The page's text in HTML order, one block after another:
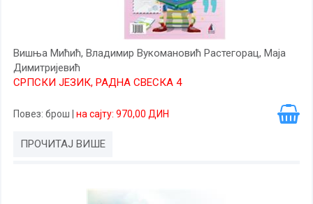
Вишња Мићић, Владимир Вукомановић Растегорац, Маја
Димитријевић
СРПСКИ ЈЕЗИК, РАДНА СВЕСКА 4
Повез: брош на сајту: 970,00 ДИН
ПРОЧИТАЈ ВИШЕ